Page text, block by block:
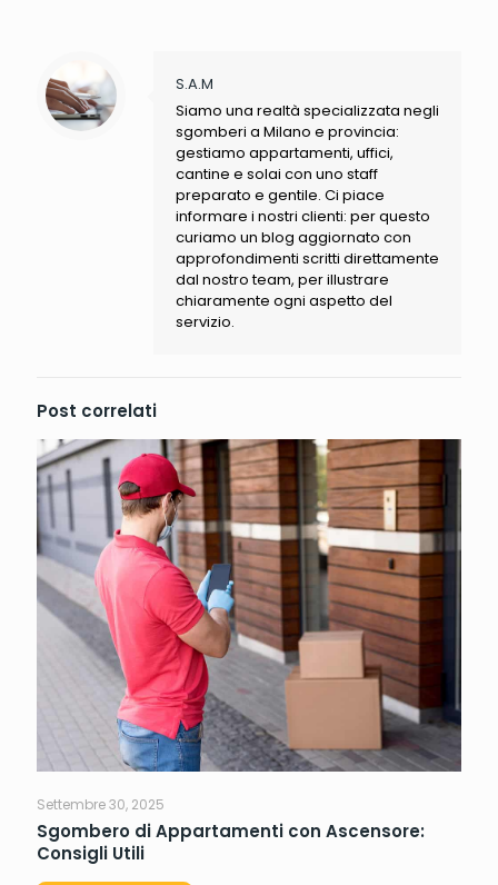
S.A.M
Siamo una realtà specializzata negli
sgomberi a Milano e provincia:
gestiamo appartamenti, uffici,
cantine e solai con uno staff
preparato e gentile. Ci piace
informare i nostri clienti: per questo
curiamo un blog aggiornato con
approfondimenti scritti direttamente
dal nostro team, per illustrare
chiaramente ogni aspetto del
servizio.
Post correlati
Settembre 30, 2025
Sgombero di Appartamenti con Ascensore:
Consigli Utili